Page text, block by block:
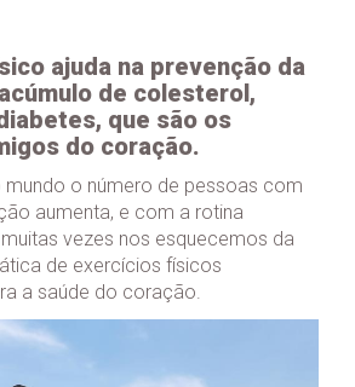
ajuda na prevenção da
de colesterol,
que são os
do coração.
mundo o número de pessoas com
aumenta, e com a rotina
vezes nos esquecemos da
de exercícios físicos
a saúde do coração.